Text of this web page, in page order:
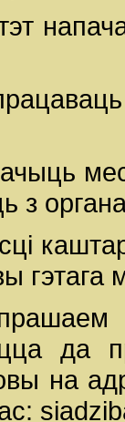
з
гэтага
да
на